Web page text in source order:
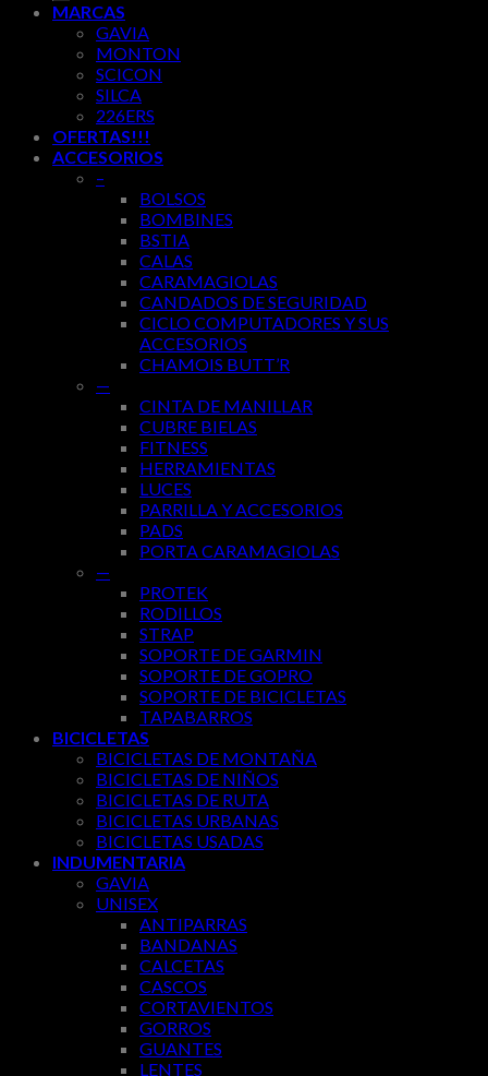
MARCAS
GAVIA
MONTON
SCICON
SILCA
226ERS
OFERTAS!!!
ACCESORIOS
–
BOLSOS
BOMBINES
BSTIA
CALAS
CARAMAGIOLAS
CANDADOS DE SEGURIDAD
CICLO COMPUTADORES Y SUS
ACCESORIOS
CHAMOIS BUTT’R
—
CINTA DE MANILLAR
CUBRE BIELAS
FITNESS
HERRAMIENTAS
LUCES
PARRILLA Y ACCESORIOS
PADS
PORTA CARAMAGIOLAS
—
PROTEK
RODILLOS
STRAP
SOPORTE DE GARMIN
SOPORTE DE GOPRO
SOPORTE DE BICICLETAS
TAPABARROS
BICICLETAS
BICICLETAS DE MONTAÑA
BICICLETAS DE NIÑOS
BICICLETAS DE RUTA
BICICLETAS URBANAS
BICICLETAS USADAS
INDUMENTARIA
GAVIA
UNISEX
ANTIPARRAS
BANDANAS
CALCETAS
CASCOS
CORTAVIENTOS
GORROS
GUANTES
LENTES